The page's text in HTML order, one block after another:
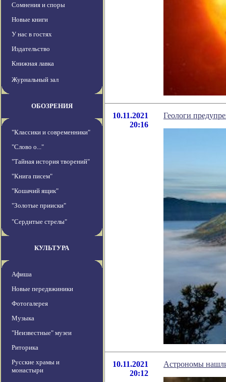
Сомнения и споры
Новые книги
У нас в гостях
Издательство
Книжная лавка
Журнальный зал
ОБОЗРЕНИЯ
"Классики и современники"
"Слово о..."
"Тайная история творений"
"Книга писем"
"Кошачий ящик"
"Золотые прииски"
"Сердитые стрелы"
КУЛЬТУРА
Афиша
Новые передвжиники
Фотогалерея
Музыка
"Неизвестные" музеи
Риторика
Русские храмы и
монастыри
10.11.2021
20:16
Геологи
10.11.2021
20:12
Астрономы нашли